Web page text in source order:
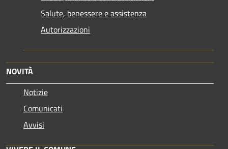
Salute, benessere e assistenza
Autorizzazioni
NOVITÀ
Notizie
Comunicati
Avvisi